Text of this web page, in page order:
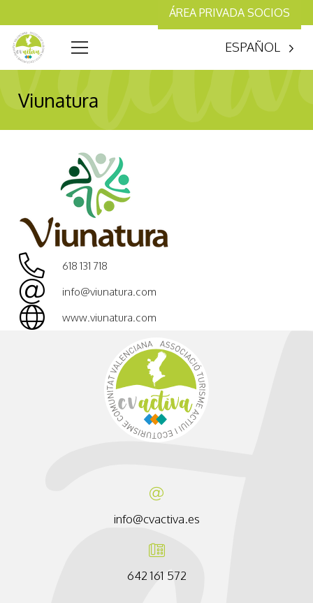
ÁREA PRIVADA SOCIOS
ESPAÑOL
Viunatura
618 131 718
info@viunatura.com
www.viunatura.com
info@cvactiva.es
642 161 572